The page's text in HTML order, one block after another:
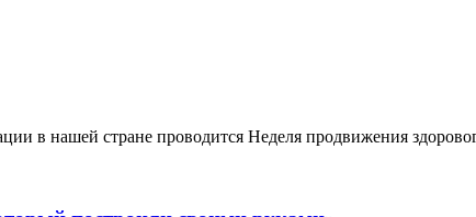
в нашей стране проводится Неделя продвижения